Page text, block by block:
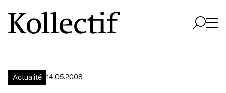
Aller à la page d'accueil
Logo Kollectif
Actualité 14.05.2008